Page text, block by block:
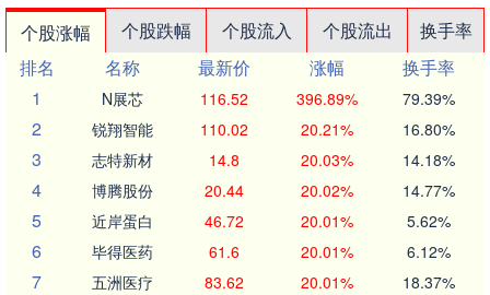
个股涨幅 个股跌幅 个股流入 个股流出
换手率
排名
名称 最新价 涨幅
换手率
1
N展芯 116.52 396.89% 79.39%
2 锐翔智能 110.02 20.21% 16.80%
3 志特新材 14.8 20.03% 14.18%
4 博腾股份 20.44 20.02% 14.77%
5 近岸蛋白 46.72 20.01% 5.62%
6 毕得医药 61.6 20.01% 6.12%
7 五洲医疗 83.62 20.01% 18.37%